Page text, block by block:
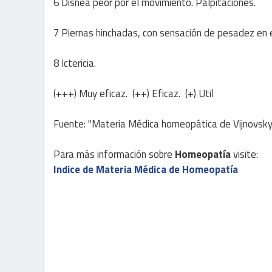
7 Piernas hinchadas, con sensación de pesadez en
8 Ictericia.
(+++) Muy eficaz. (++) Eficaz. (+) Util
Fuente: "Materia Médica homeopática de
Para más información sobre Homeopatíavisite:
Indice de Materia Médica de Homeopatía